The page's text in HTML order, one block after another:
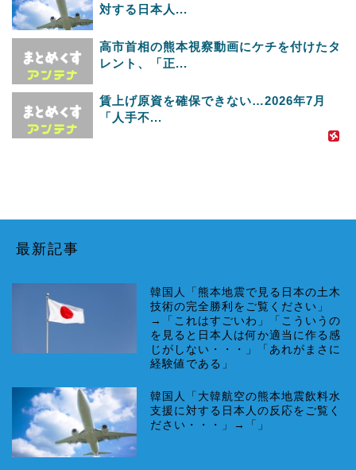
対する日本人...
高市首相の熊本視察動画にケチを付けたタ
レント、「正...
賃上げ原資を確保できない…2026年7月
「人手不...
最新記事
韓国人「熊本地震で見る日本の土木
技術の完全勝利をご覧ください」
→「これはすごいわ」「こういうの
を見ると日本人は何か適当に作る感
じがしない・・・」「あれがまさに
経験値である」
韓国人「大韓航空の熊本地震飲料水
支援に対する日本人の反応をご覧く
ださい・・・」→「」